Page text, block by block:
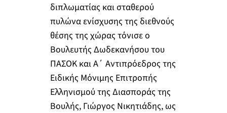
διπλωματίας και σταθερού
πυλώνα ενίσχυσης της διεθνούς
θέσης της χώρας τόνισε ο
Βουλευτής Δωδεκανήσου του
ΠΑΣΟΚ και Α΄ Αντιπρόεδρος της
Ειδικής Μόνιμης Επιτροπής
Ελληνισμού της Διασποράς της
Βουλής, Γιώργος Νικητιάδης, ως